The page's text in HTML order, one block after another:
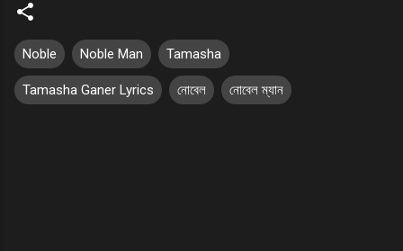
Noble Noble Man Tamasha
Tamasha Ganer Lyrics নোবেল নোবেল ম্যান